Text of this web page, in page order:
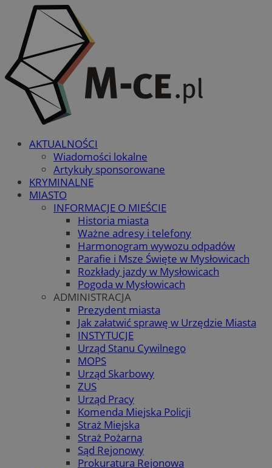
AKTUALNOŚCI
Wiadomości lokalne
Artykuły sponsorowane
KRYMINALNE
MIASTO
INFORMACJE O MIEŚCIE
Historia miasta
Ważne adresy i telefony
Harmonogram wywozu odpadów
Parafie i Msze Święte w Mysłowicach
Rozkłady jazdy w Mysłowicach
Pogoda w Mysłowicach
ADMINISTRACJA
Prezydent miasta
Jak załatwić sprawę w Urzędzie Miasta
INSTYTUCJE
Urząd Stanu Cywilnego
MOPS
Urząd Skarbowy
ZUS
Urząd Pracy
Komenda Miejska Policji
Straż Miejska
Straż Pożarna
Sąd Rejonowy
Prokuratura Rejonowa